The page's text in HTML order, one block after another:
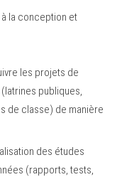
la conception et
les projets de
publiques,
de classe) de manière
des études
(rapports, tests,